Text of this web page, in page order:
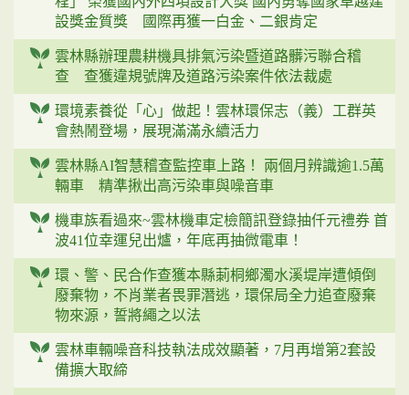
設獎金質獎 國際再獲一白金、二銀肯定
雲林縣辦理農耕機具排氣污染暨道路髒污聯合稽
查 查獲違規號牌及道路污染案件依法裁處
環境素養從「心」做起！雲林環保志（義）工群英
會熱鬧登場，展現滿滿永續活力
雲林縣AI智慧稽查監控車上路！ 兩個月辨識逾1.5萬
輛車 精準揪出高污染車與噪音車
機車族看過來~雲林機車定檢簡訊登錄抽仟元禮券 首
波41位幸運兒出爐，年底再抽微電車！
環、警、民合作查獲本縣莿桐鄉濁水溪堤岸遭傾倒
廢棄物，不肖業者畏罪潛逃，環保局全力追查廢棄
物來源，誓將繩之以法
雲林車輛噪音科技執法成效顯著，7月再增第2套設
備擴大取締